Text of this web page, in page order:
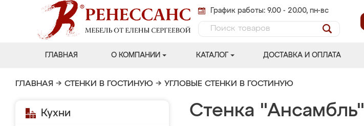
График работы: 9.00 - 20.00, пн-вс
ГЛАВНАЯ О КОМПАНИИ КАТАЛОГ ДОСТАВКА И ОПЛАТА
ГЛАВНАЯ → СТЕНКИ В ГОСТИНУЮ → УГЛОВЫЕ СТЕНКИ В ГОСТИНУЮ
Кухни Стенка "Ансамбль"